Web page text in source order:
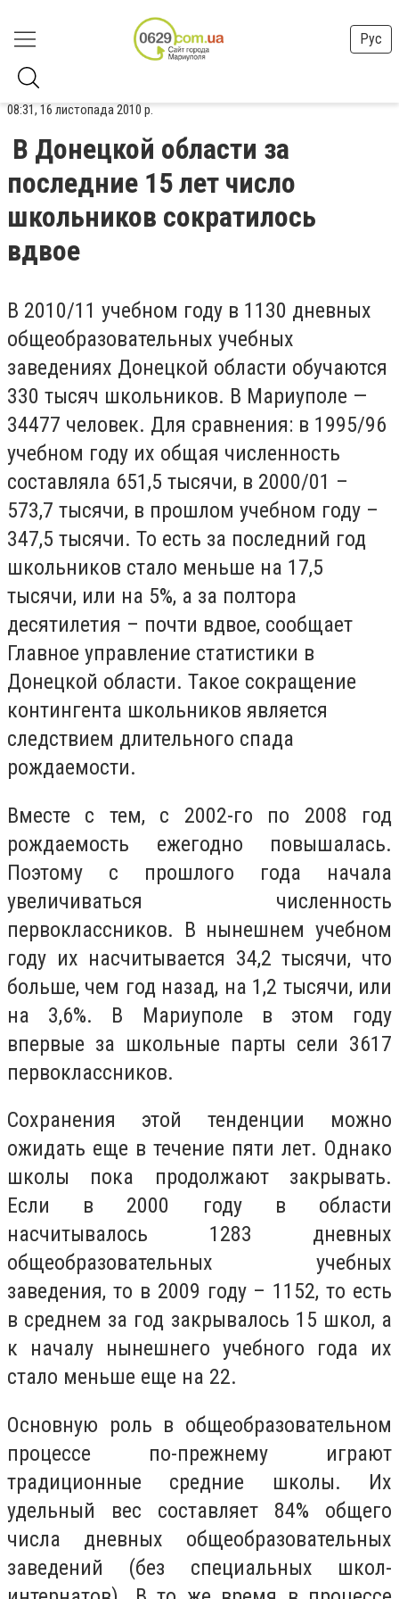
Рус
08:31, 16 листопада 2010 р.
В Донецкой области за
последние 15 лет число
школьников сократилось
вдвое
В 2010/11 учебном году в 1130 дневных
общеобразовательных учебных
заведениях Донецкой области обучаются
330 тысяч школьников. В Мариуполе —
34477 человек. Для сравнения: в 1995/96
учебном году их общая численность
составляла 651,5 тысячи, в 2000/01 –
573,7 тысячи, в прошлом учебном году –
347,5 тысячи. То есть за последний год
школьников стало меньше на 17,5
тысячи, или на 5%, а за полтора
десятилетия – почти вдвое, сообщает
Главное управление статистики в
Донецкой области. Такое сокращение
контингента школьников является
следствием длительного спада
рождаемости.
Вместе с тем, с 2002-го по 2008 год
рождаемость ежегодно повышалась.
Поэтому с прошлого года начала
увеличиваться численность
первоклассников. В нынешнем учебном
году их насчитывается 34,2 тысячи, что
больше, чем год назад, на 1,2 тысячи, или
на 3,6%. В Мариуполе в этом году
впервые за школьные парты сели 3617
первоклассников.
Сохранения этой тенденции можно
ожидать еще в течение пяти лет. Однако
школы пока продолжают закрывать.
Если в 2000 году в области
насчитывалось 1283 дневных
общеобразовательных учебных
заведения, то в 2009 году – 1152, то есть
в среднем за год закрывалось 15 школ, а
к началу нынешнего учебного года их
стало меньше еще на 22.
Основную роль в общеобразовательном
процессе по-прежнему играют
традиционные средние школы. Их
удельный вес составляет 84% общего
числа дневных общеобразовательных
заведений (без специальных школ-